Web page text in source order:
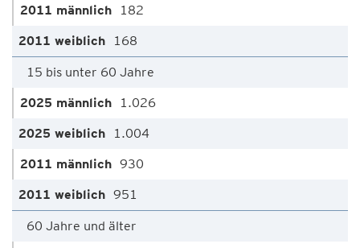
182
168
15 bis unter 60 Jahre
1.026
1.004
930
951
60 Jahre und älter